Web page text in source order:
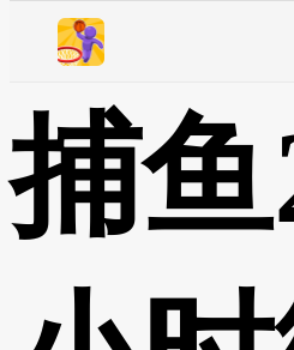
捕
机版！